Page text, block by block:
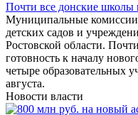
Почти все донские школы
Муниципальные
детских садов и
Ростовской области.
готовность к началу
четыре образовательных
августа.
Новости власти